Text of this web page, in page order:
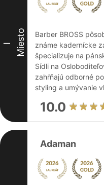
I Miesto
Barber BROSS
známe kadernícke
špecializuje na
Sídli na
zahŕňajú odborné
styling a umývanie
10.0
Adaman